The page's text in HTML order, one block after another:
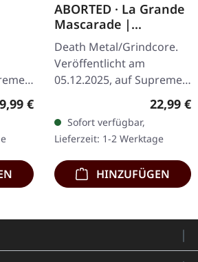
Regulärer Preis:
9,99 €
ABORTED · La Grande
Mascarade |
TRANSPARENT
RED/BLACK LP
Death Metal/Grindcore.
Veröffentlicht am
05.12.2025, auf Supreme
Chaos Records. Zum
ersten Mal auf Vinyl mit
speziellem Mastering
extra für Vinyl.…
22,99 €
Sofort verfügbar,
Lieferzeit: 1-2 Werktage
HINZUFÜGEN